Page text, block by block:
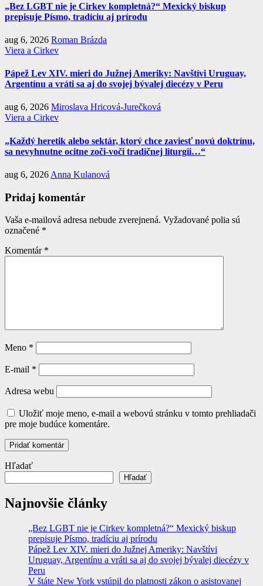
„Bez LGBT nie je Cirkev kompletná?“ Mexický biskup
prepisuje Písmo, tradíciu aj prírodu
aug 6, 2026 Roman Brázda
Viera a Cirkev
Pápež Lev XIV. mieri do Južnej Ameriky: Navštívi Uruguay,
Argentínu a vráti sa aj do svojej bývalej diecézy v Peru
aug 6, 2026 Miroslava Hricová-Jurečková
Viera a Cirkev
„Každý heretik alebo sektár, ktorý chce zaviesť novú doktrínu,
sa nevyhnutne ocitne zoči-voči tradičnej liturgii…“
aug 6, 2026 Anna Kulanová
Pridaj komentár
Vaša e-mailová adresa nebude zverejnená. Vyžadované polia sú
označené *
Komentár *
Meno *
E-mail *
Adresa webu
Uložiť moje meno, e-mail a webovú stránku v tomto prehliadači
pre moje budúce komentáre.
Hľadať
Hľadať
Najnovšie články
„Bez LGBT nie je Cirkev kompletná?“ Mexický biskup
prepisuje Písmo, tradíciu aj prírodu
Pápež Lev XIV. mieri do Južnej Ameriky: Navštívi
Uruguay, Argentínu a vráti sa aj do svojej bývalej diecézy v
Peru
V štáte New York vstúpil do platnosti zákon o asistovanej